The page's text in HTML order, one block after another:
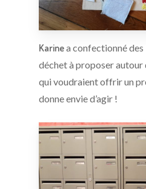
Karinea confectionné
déchet à proposer autour
qui voudraient offrir un
donne envie d’agir !